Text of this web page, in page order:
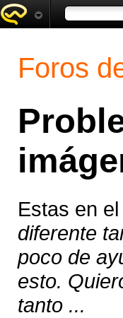
Foros
Estas en
diferente
poco de
esto.
tanto ...